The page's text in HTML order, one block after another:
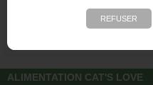
ALIMENTATION CAT'S LOVE